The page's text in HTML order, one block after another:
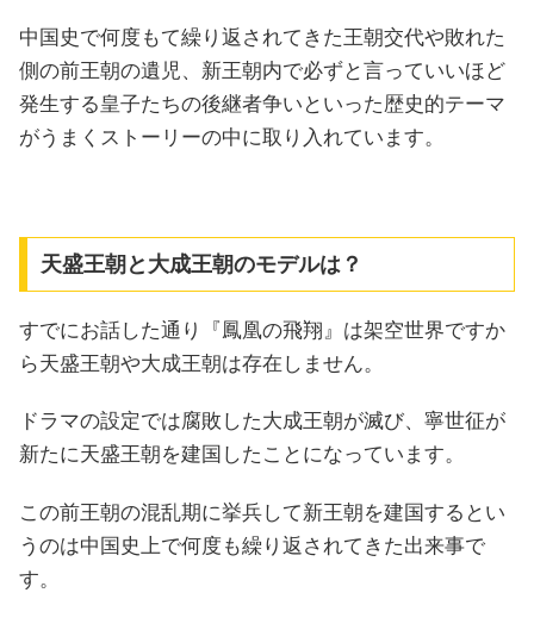
中国史で何度もて繰り返されてきた王朝交代や敗れた
側の前王朝の遺児、新王朝内で必ずと言っていいほど
発生する皇子たちの後継者争いといった歴史的テーマ
がうまくストーリーの中に取り入れています。
天盛王朝と大成王朝のモデルは？
すでにお話した通り『鳳凰の飛翔』は架空世界ですか
ら天盛王朝や大成王朝は存在しません。
ドラマの設定では腐敗した大成王朝が滅び、寧世征が
新たに天盛王朝を建国したことになっています。
この前王朝の混乱期に挙兵して新王朝を建国するとい
うのは中国史上で何度も繰り返されてきた出来事で
す。